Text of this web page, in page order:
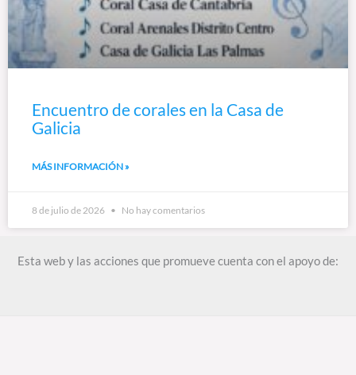
Encuentro de corales en la Casa de
Galicia
MÁS INFORMACIÓN »
8 de julio de 2026 No hay comentarios
Esta web y las acciones que promueve cuenta con el apoyo de: